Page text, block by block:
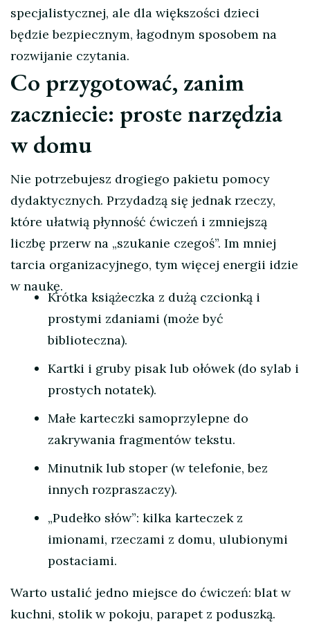
specjalistycznej, ale dla większości dzieci
będzie bezpiecznym, łagodnym sposobem na
rozwijanie czytania.
Co przygotować, zanim
zaczniecie: proste narzędzia
w domu
Nie potrzebujesz drogiego pakietu pomocy
dydaktycznych. Przydadzą się jednak rzeczy,
które ułatwią płynność ćwiczeń i zmniejszą
liczbę przerw na „szukanie czegoś”. Im mniej
tarcia organizacyjnego, tym więcej energii idzie
w naukę.
Krótka książeczka z dużą czcionką i
prostymi zdaniami (może być
biblioteczna).
Kartki i gruby pisak lub ołówek (do sylab i
prostych notatek).
Małe karteczki samoprzylepne do
zakrywania fragmentów tekstu.
Minutnik lub stoper (w telefonie, bez
innych rozpraszaczy).
„Pudełko słów”: kilka karteczek z
imionami, rzeczami z domu, ulubionymi
postaciami.
Warto ustalić jedno miejsce do ćwiczeń: blat w
kuchni, stolik w pokoju, parapet z poduszką.